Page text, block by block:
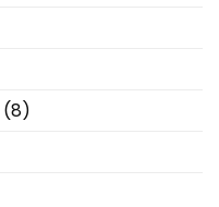
(8)